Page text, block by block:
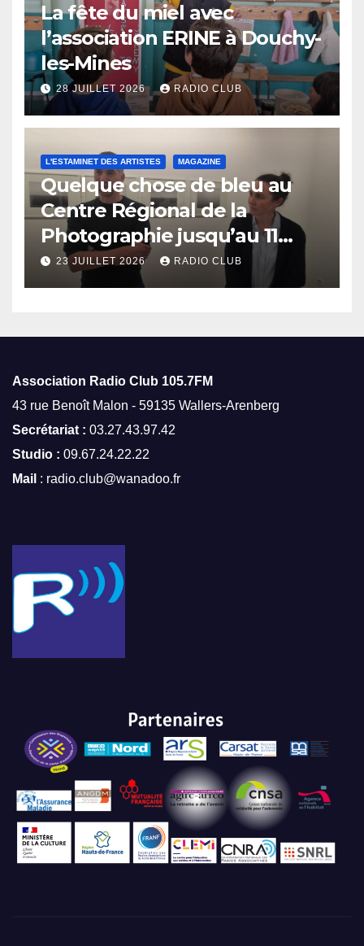
La fête du miel avec
l’association ERINE à Douchy-
les-Mines
28 JUILLET 2026 RADIO CLUB
L'ESTAMINET DES ARTISTES MAGAZINE
Quelque chose de bleu au
Centre Régional de la
Photographie jusqu’au 11
octobre
23 JUILLET 2026 RADIO CLUB
Association Radio Club 105.7FM
43 rue Benoît Malon - 59135 Wallers-Arenberg
Secrétariat : 03.27.43.97.42
Studio : 09.67.24.22.22
Mail : radio.club@wanadoo.fr